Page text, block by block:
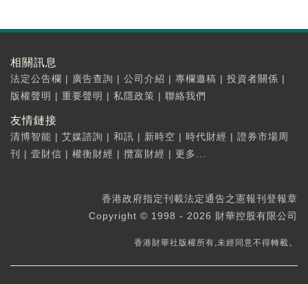
相關訊息
法定公告欄 | 廣告查詢 | 公司介紹 | 專欄邀稿 | 投資者關係 |
版權聲明 | 重要聲明 | 私隱政策 | 聯絡我們
友情鏈接
清博智能 | 艾媒諮詢 | 和訊 | 新時空 | 時代財經 | 證券市場周
刊
| 壹財信 | 權衡財經 | 攬富財經 | 更多...
香港政府指定刊載法定通告之憲報刊登報章
Copyright © 1998 - 2026 財華控股有限公司
香港財華社版權所有,未經同意不得轉載。